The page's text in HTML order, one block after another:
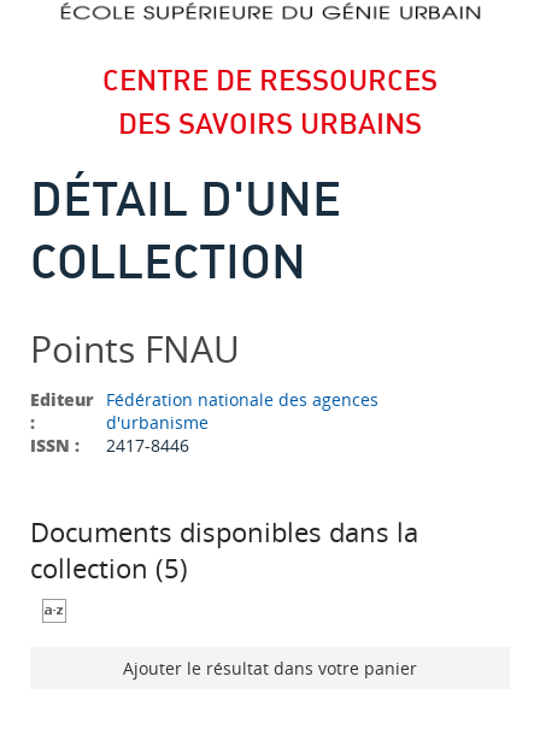
CENTRE DE RESSOURCES
DES SAVOIRS URBAINS
DÉTAIL D'UNE
COLLECTION
Points FNAU
Editeur
:
Fédération nationale des agences
d'urbanisme
ISSN :
2417-8446
Documents disponibles dans la
collection (5)
Ajouter le résultat dans votre panier